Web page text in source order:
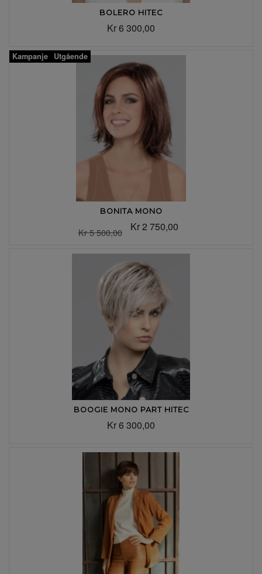
BOLERO HITEC
Kr 6 300,00
Kampanje Utgående
BONITA MONO
Kr 5 500,00 Kr 2 750,00
BOOGIE MONO PART HITEC
Kr 6 300,00